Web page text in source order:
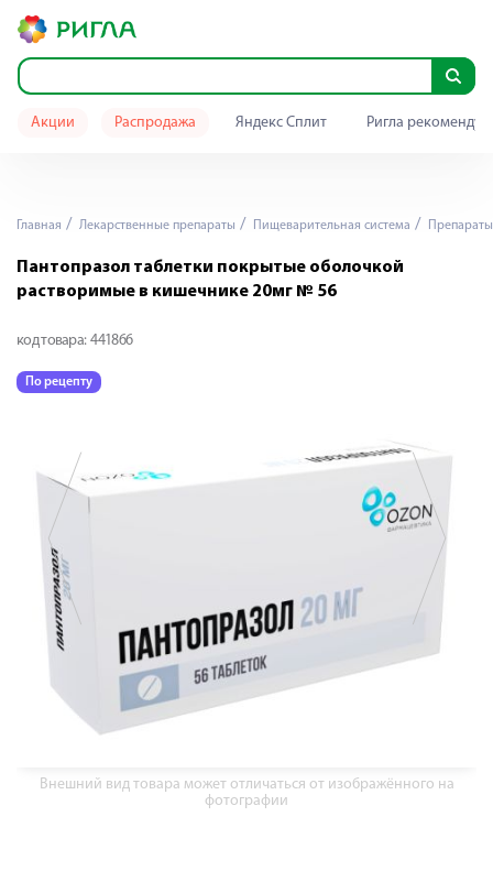
Акции Распродажа Яндекс Сплит Ригла
Главная Лекарственные препараты Пищеварительная система
Пантопразол таблетки покрытые оболочкой
растворимые в кишечнике 20мг № 56
код товара: 441866
По рецепту
Внешний вид товара может отличаться от изображённого на
фотографии